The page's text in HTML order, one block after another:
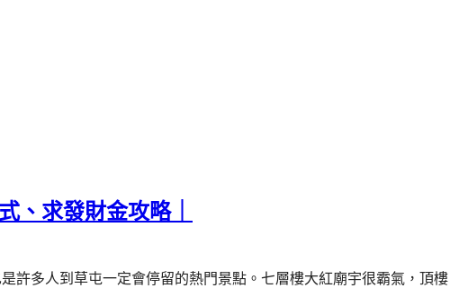
、求發財金攻略｜
許多人到草屯一定會停留的熱門景點。 七層樓大紅廟宇很霸氣，頂樓